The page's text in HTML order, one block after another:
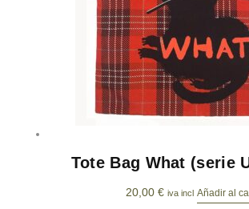
Tote Bag What (serie
20,00 € iva incl Añadir al